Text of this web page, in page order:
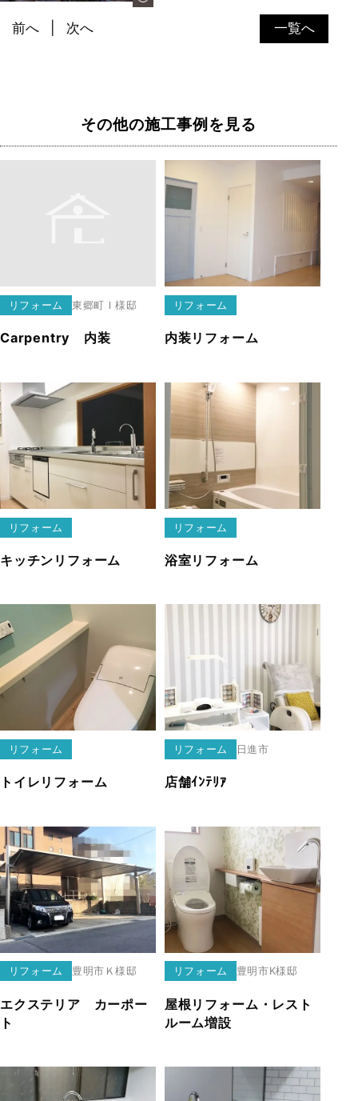
一覧へ
前へ 次へ
その他の施工事例を見る
リフォーム 東郷町 Ｉ様邸
Carpentry 内装
リフォーム
内装リフォーム
リフォーム
キッチンリフォーム
リフォーム
浴室リフォーム
リフォーム
トイレリフォーム
リフォーム 日進市
店舗ｲﾝﾃﾘｱ
リフォーム 豊明市 Ｋ様邸
エクステリア カーポー
ト
リフォーム 豊明市K様邸
屋根リフォーム・レスト
ルーム増設